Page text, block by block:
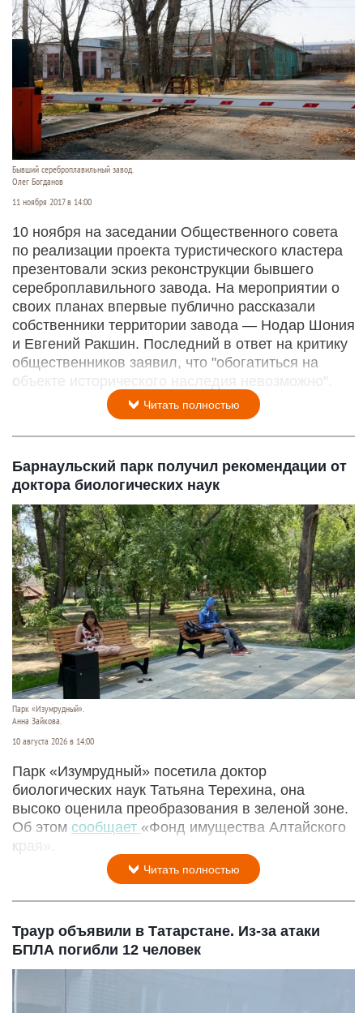
Бывший сереброплавильный завод.
Олег Богданов
11 ноября 2017 в 14:00
10 ноября на заседании Общественного совета
по реализации проекта туристического кластера
презентовали эскиз реконструкции бывшего
сереброплавильного завода. На мероприятии о
своих планах впервые публично рассказали
собственники территории завода — Нодар Шония
и Евгений Ракшин. Последний в ответ на критику
общественников заявил, что "обогатиться на
объекте исторического наследия невозможно".
Читать полностью
Барнаульский парк получил рекомендации от
доктора биологических наук
Парк «Изумрудный».
Анна Зайкова.
10 августа 2026 в 14:00
Парк «Изумрудный» посетила доктор
биологических наук Татьяна Терехина, она
высоко оценила преобразования в зеленой зоне.
Об этом сообщает «Фонд имущества Алтайского
края».
Читать полностью
Траур объявили в Татарстане. Из-за атаки
БПЛА погибли 12 человек